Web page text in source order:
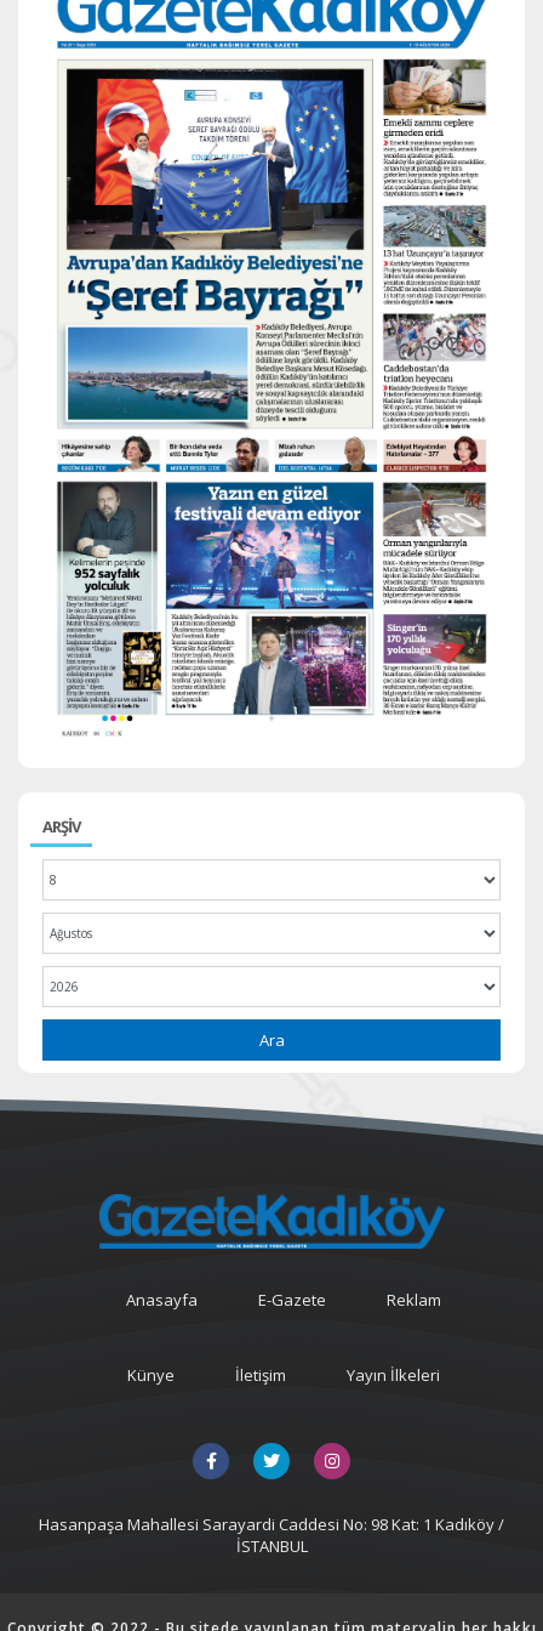
ARŞİV
Ara
Anasayfa E-Gazete Reklam
Künye İletişim Yayın İlkeleri
Hasanpaşa Mahallesi Sarayardi Caddesi No: 98 Kat: 1 Kadıköy /
İSTANBUL